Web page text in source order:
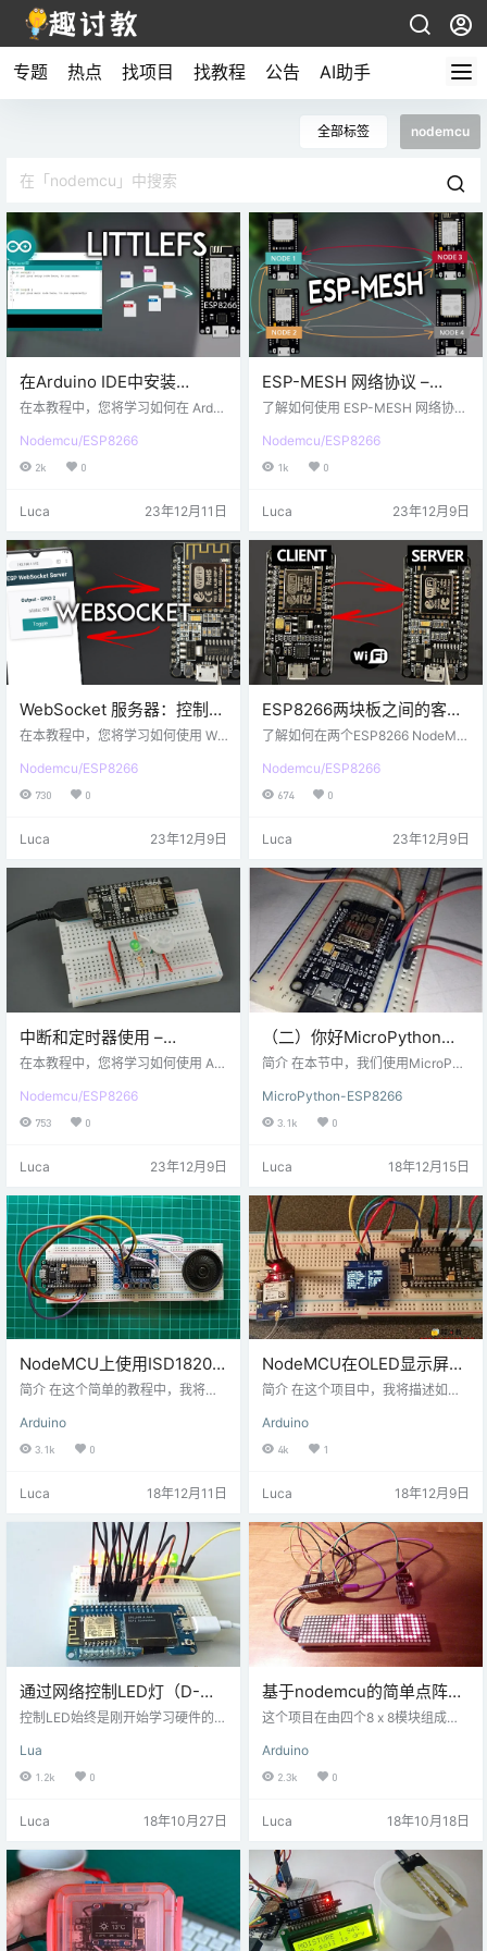
专题 热点 找项目 找教程 公告 AI助手
全部标签 nodemcu
在Arduino IDE中安装
ESP8266 NodeMCU
在本教程中，您将学习如何在 Ardui
件系统上传器插件，以将文件上传
到 ESP8266 NodeMCU 文件系统。
循下一个教程： ESP8266 NodeMC
将文件上传到文件系统…
Nodemcu/ESP8266
2k 0
Luca 23年12月11日
ESP-MESH 网络协议 –
ESP32 和 ESP8266使用
了解如何使用 ESP-MESH 网络协
MCU 开发板构建 Mesh 网络。ESP
-MESH 允许多个设备（节点）在单
在本教程中，我们将向您展示如何
ESH。 本文涵盖以下主题： ESP-
MESH 简介 ESP-MESH Basi…
Nodemcu/ESP8266
1k 0
Luca 23年12月9日
WebSocket 服务器：控制输
出 – ESP8266 NodeMCU
在本教程中，您将学习如何使用 We
66 的 Web 服务器。例如，我们将向
您展示如何构建一个网页来远程控
制ESP8266输出。输出状态显示在
新。 该ESP8266将使用 Arduino ID
程。我们也有类似的 ESP32 WebSo
cket 指南。 如果您一直在关注我们
以前的…
Nodemcu/ESP8266
730 0
Luca 23年12月9日
ESP8266两块板之间的客户
端-服务器 Wi-Fi 通信
了解如何在两个ESP8266 NodeMC
P） 以交换数据，而无需连接到互联
网（不需要路由器）。 您将ESP826
6设置为接入点（服务器），将另一
端）。然后，服务器和客户端将通
数）。我们将使用 Arduino IDE 对 E
SP8266 板进行编程。 在此示例
中，我们将 BME280 传感器…
Nodemcu/ESP8266
674 0
Luca 23年12月9日
中断和定时器使用 –
NodeMCU
在本教程中，您将学习如何使用 Ard
66 NodeMCU 一起使用。中断允许
您检测 GPIO 状态的变化，而无需不
断检查其当前值。使用中断时，当
函数）。 例如，我们将使用 PIR 运
时，ESP8266会启动计时器并打开
LED 预定义的秒数。当计时器完成
倒计时时，LED 会自动熄灭。 要创
建中…
Nodemcu/ESP8266
753 0
Luca 23年12月9日
（二）你好MicroPython：
闪烁的LED灯
简介 在本节中，我们使用MicroPyt
闪烁的LED程序。 步骤一 材料准备
硬件准备： Nodemcu开发板×1 usb
数据线×1 软件准备： 串口工具 步骤
ython板的引脚功能，例如带有Nod
deMCU v2 GPIO布局，如下所示：
步骤三 电路搭建 Nodemcu…
MicroPython-ESP8266
3.1k 0
Luca 18年12月15日
NodeMCU上使用ISD1820
语音模块
简介 在这个简单的教程中，我将解
模块。 语音模块数据手册写道：该
模块使用非常简单，你可以通过板
料准备 硬件准备： NodeMCU开发
声器（通常包含在语音模块中） 若
干杜邦线 软件准备： Arduino IDE
注意：NodeMcu板的…
Arduino
3.1k 0
Luca 18年12月11日
NodeMCU在OLED显示屏上
显示GPS数据
简介 在这个项目中，我将描述如何
器连接到NodeMCU或ESP8266-12
e wifi模块，以显示您当前的GPS位
6上的wifi将您的GPS位置发送到互
ET或其他MQTT云服务器。 步骤一
材料准备 硬件准备： Nodemcu开
发板（或ESP8266 -…
Arduino
4k 1
Luca 18年12月9日
通过网络控制LED灯（D-
DUINO）
控制LED始终是刚开始学习硬件的起
都是这样 但D-duino可以做得比他
们更多（我们也可以使用nodemcu
在这个项目中，我使用LUA语言编
Lua
1.2k 0
Luca 18年10月27日
基于nodemcu的简单点阵时
钟
这个项目在由四个8 x 8模块组成的
单时钟。该处理器是基于ESP8266
芯片的通用Arduino兼容的NodeMC
但我打算以后再添加它。 我想要一
有比这更复杂的功能。所有现成的
时钟似乎都包含警报，而我买的最
后一个时钟并不会处理夏令时，尽
管电池似乎只能保持警报发出蜂鸣
声…
Arduino
2.3k 0
Luca 18年10月18日